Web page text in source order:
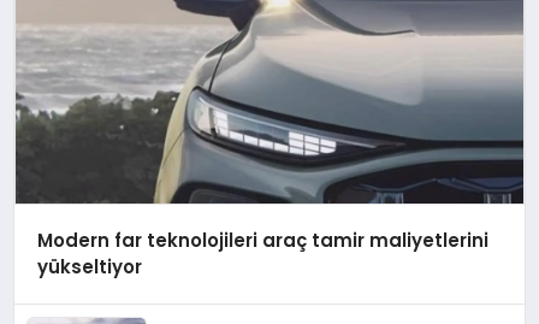
Modern far teknolojileri araç tamir maliyetlerini
yükseltiyor